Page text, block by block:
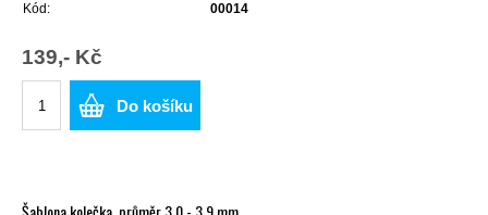
Kód: 00014
139,- Kč
Do košíku